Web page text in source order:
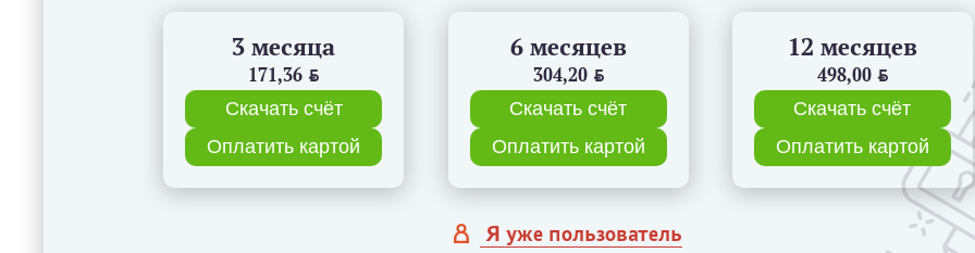
3 месяца
171,36 BYN
Скачать счёт
Оплатить картой
6 месяцев
304,20 BYN
Скачать счёт
Оплатить картой
12 месяцев
498,00 BYN
Скачать счёт
Оплатить картой
Я уже пользователь